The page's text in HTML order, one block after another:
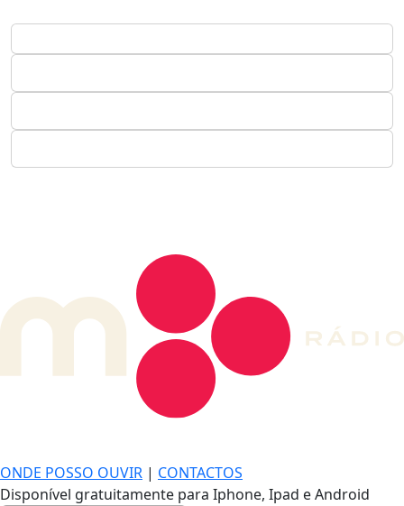
ONDE POSSO OUVIR | CONTACTOS
Disponível gratuitamente para Iphone, Ipad e Android